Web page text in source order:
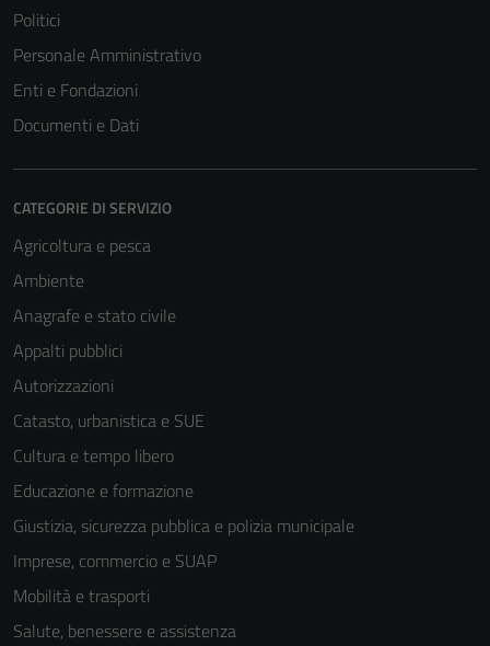
Politici
Personale Amministrativo
Enti e Fondazioni
Documenti e Dati
CATEGORIE DI SERVIZIO
Agricoltura e pesca
Ambiente
Anagrafe e stato civile
Appalti pubblici
Autorizzazioni
Catasto, urbanistica e SUE
Cultura e tempo libero
Educazione e formazione
Giustizia, sicurezza pubblica e polizia municipale
Imprese, commercio e SUAP
Mobilità e trasporti
Salute, benessere e assistenza